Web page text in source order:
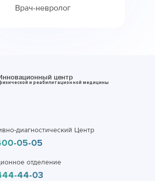
Врач-невролог
центр
и реабилитационной медицины
диагностический Центр
05-05
отделение
44-03